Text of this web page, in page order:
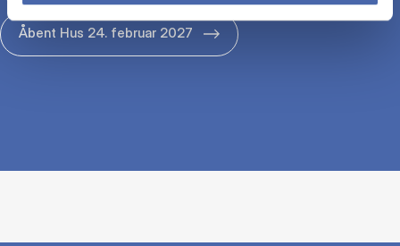
Åbent Hus 24. februar 2027